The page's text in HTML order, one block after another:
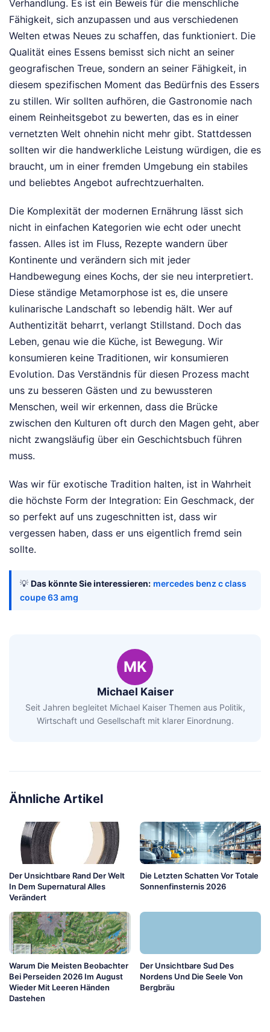
Verhandlung. Es ist ein Beweis für die menschliche
Fähigkeit, sich anzupassen und aus verschiedenen
Welten etwas Neues zu schaffen, das funktioniert. Die
Qualität eines Essens bemisst sich nicht an seiner
geografischen Treue, sondern an seiner Fähigkeit, in
diesem spezifischen Moment das Bedürfnis des Essers
zu stillen. Wir sollten aufhören, die Gastronomie nach
einem Reinheitsgebot zu bewerten, das es in einer
vernetzten Welt ohnehin nicht mehr gibt. Stattdessen
sollten wir die handwerkliche Leistung würdigen, die es
braucht, um in einer fremden Umgebung ein stabiles
und beliebtes Angebot aufrechtzuerhalten.
Die Komplexität der modernen Ernährung lässt sich
nicht in einfachen Kategorien wie echt oder unecht
fassen. Alles ist im Fluss, Rezepte wandern über
Kontinente und verändern sich mit jeder
Handbewegung eines Kochs, der sie neu interpretiert.
Diese ständige Metamorphose ist es, die unsere
kulinarische Landschaft so lebendig hält. Wer auf
Authentizität beharrt, verlangt Stillstand. Doch das
Leben, genau wie die Küche, ist Bewegung. Wir
konsumieren keine Traditionen, wir konsumieren
Evolution. Das Verständnis für diesen Prozess macht
uns zu besseren Gästen und zu bewussteren
Menschen, weil wir erkennen, dass die Brücke
zwischen den Kulturen oft durch den Magen geht, aber
nicht zwangsläufig über ein Geschichtsbuch führen
muss.
Was wir für exotische Tradition halten, ist in Wahrheit
die höchste Form der Integration: Ein Geschmack, der
so perfekt auf uns zugeschnitten ist, dass wir
vergessen haben, dass er uns eigentlich fremd sein
sollte.
💡 Das könnte Sie interessieren: mercedes benz c class
coupe 63 amg
MK
Michael Kaiser
Seit Jahren begleitet Michael Kaiser Themen aus Politik,
Wirtschaft und Gesellschaft mit klarer Einordnung.
Ähnliche Artikel
Der Unsichtbare Rand Der Welt
In Dem Supernatural Alles
Verändert
Die Letzten Schatten Vor Totale
Sonnenfinsternis 2026
Warum Die Meisten Beobachter
Bei Perseiden 2026 Im August
Wieder Mit Leeren Händen
Dastehen
Der Unsichtbare Sud Des
Nordens Und Die Seele Von
Bergbräu